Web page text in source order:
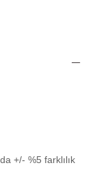
+/- %5 farklılık